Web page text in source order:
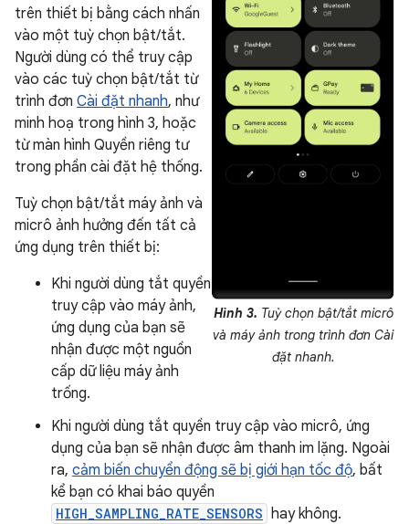
Hình 3. Tuỳ chọn bật/tắt micrô
và máy ảnh trong trình đơn Cài
đặt nhanh.
trên thiết bị bằng cách nhấn
vào một tuỳ chọn bật/tắt.
Người dùng có thể truy cập
vào các tuỳ chọn bật/tắt từ
trình đơn Cài đặt nhanh, như
minh hoạ trong hình 3, hoặc
từ màn hình Quyền riêng tư
trong phần cài đặt hệ thống.
Tuỳ chọn bật/tắt máy ảnh và
micrô ảnh hưởng đến tất cả
ứng dụng trên thiết bị:
Khi người dùng tắt quyền
truy cập vào máy ảnh,
ứng dụng của bạn sẽ
nhận được một nguồn
cấp dữ liệu máy ảnh
trống.
Khi người dùng tắt quyền truy cập vào micrô, ứng
dụng của bạn sẽ nhận được âm thanh im lặng. Ngoài
ra, cảm biến chuyển động sẽ bị giới hạn tốc độ, bất
kể bạn có khai báo quyền
HIGH_SAMPLING_RATE_SENSORS hay không.